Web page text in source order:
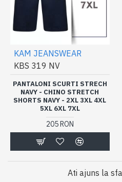
KAM JEANSWEAR
KBS 319 NV
PANTALONI SCURTI STRECH
NAVY - CHINO STRETCH
SHORTS NAVY - 2XL 3XL 4XL
5XL 6XL 7XL
205 RON
Ati ajuns la